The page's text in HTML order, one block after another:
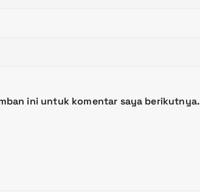
ini untuk komentar saya berikutnya.